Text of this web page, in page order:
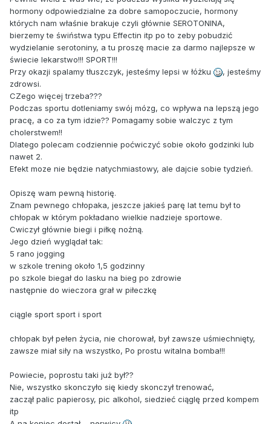
hormony odpowiedzialne za dobre samopoczucie, hormony
których nam właśnie brakuje czyli głównie SEROTONINA,
bierzemy te świństwa typu Effectin itp po to zeby pobudzić
wydzielanie serotoniny, a tu proszę macie za darmo najlepsze w
świecie lekarstwo!!! SPORT!!!
Przy okazji spalamy tłuszczyk, jesteśmy lepsi w łóżku
, jesteśmy
zdrowsi.
CZego więcej trzeba???
Podczas sportu dotleniamy swój mózg, co wpływa na lepszą jego
pracę, a co za tym idzie?? Pomagamy sobie walczyc z tym
cholerstwem!!
Dlatego polecam codziennie poćwiczyć sobie około godzinki lub
nawet 2.
Efekt moze nie będzie natychmiastowy, ale dajcie sobie tydzień.
Opiszę wam pewną historię.
Znam pewnego chłopaka, jeszcze jakieś parę lat temu był to
chłopak w którym pokładano wielkie nadzieje sportowe.
Cwiczył głównie biegi i piłkę nożną.
Jego dzień wyglądał tak:
5 rano jogging
w szkole trening około 1,5 godzinny
po szkole biegał do lasku na bieg po zdrowie
następnie do wieczora grał w piłeczkę
ciągle sport sport i sport
chłopak był pełen życia, nie chorował, był zawsze uśmiechnięty,
zawsze miał siły na wszystko, Po prostu witalna bomba!!!
Powiecie, poprostu taki już był??
Nie, wszystko skonczyło się kiedy skonczył trenować,
zaczął palic papierosy, pic alkohol, siedzieć ciąglę przed kompem
itp